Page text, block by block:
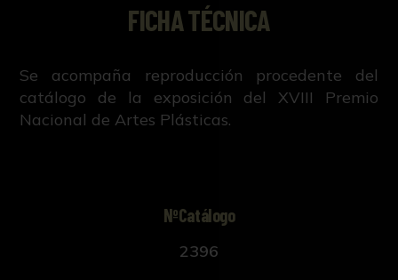
FICHA TÉCNICA
Se acompaña reproducción procedente del
catálogo de la exposición del XVIII Premio
Nacional de Artes Plásticas.
NºCatálogo
2396